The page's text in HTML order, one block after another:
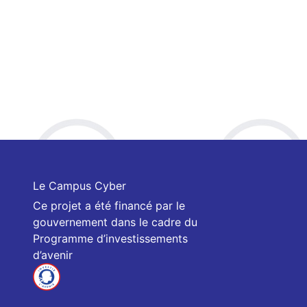
Le Campus Cyber
Ce projet a été financé par le
gouvernement dans le cadre du
Programme d’investissements
d’avenir